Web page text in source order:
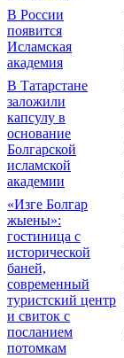
В России
появится
Исламская
академия
В Татарстане
заложили
капсулу в
основание
Болгарской
исламской
академии
«Изге Болгар
жыены»:
гостиница с
исторической
баней,
современный
туристский центр
и свиток с
посланием
потомкам